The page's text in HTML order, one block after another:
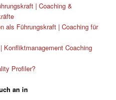
| Coaching &
als Führungskraft | Coaching für
Konfliktmanagement Coaching
Profiler?
an in